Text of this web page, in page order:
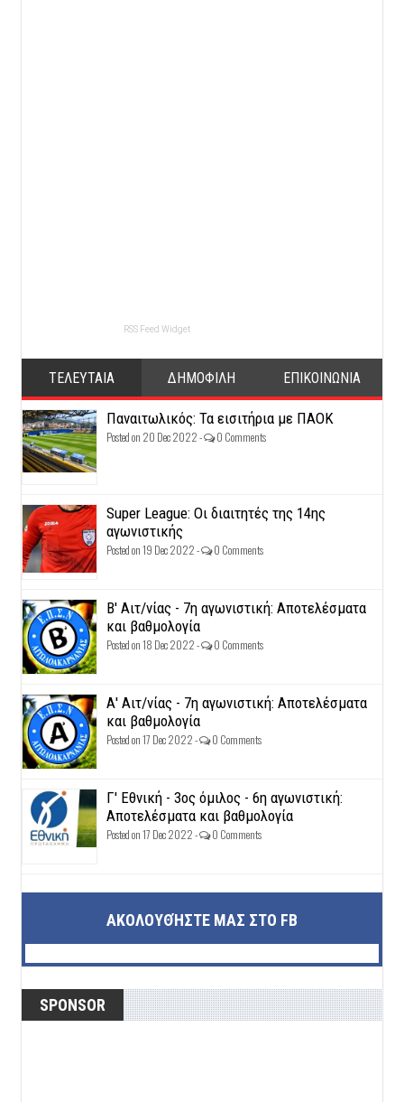
RSS Feed Widget
ΤΕΛΕΥΤΑΙΑ ΔΗΜΟΦΙΛΗ ΕΠΙΚΟΙΝΩΝΙΑ
Παναιτωλικός: Τα εισιτήρια με ΠΑΟΚ
Posted on 20 Dec 2022 - 0 Comments
Super League: Οι διαιτητές της 14ης
αγωνιστικής
Posted on 19 Dec 2022 - 0 Comments
Β' Αιτ/νίας - 7η αγωνιστική: Αποτελέσματα
και βαθμολογία
Posted on 18 Dec 2022 - 0 Comments
Α' Αιτ/νίας - 7η αγωνιστική: Αποτελέσματα
και βαθμολογία
Posted on 17 Dec 2022 - 0 Comments
Γ' Εθνική - 3ος όμιλος - 6η αγωνιστική:
Αποτελέσματα και βαθμολογία
Posted on 17 Dec 2022 - 0 Comments
ΑΚΟΛΟΥΘΉΣΤΕ ΜΑΣ ΣΤΟ FB
SPONSOR